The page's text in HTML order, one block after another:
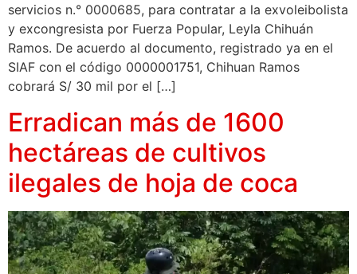
servicios n.° 0000685, para contratar a la exvoleibolista
y excongresista por Fuerza Popular, Leyla Chihuán
Ramos. De acuerdo al documento, registrado ya en el
SIAF con el código 0000001751, Chihuan Ramos
cobrará S/ 30 mil por el […]
Erradican más de 1600
hectáreas de cultivos
ilegales de hoja de coca